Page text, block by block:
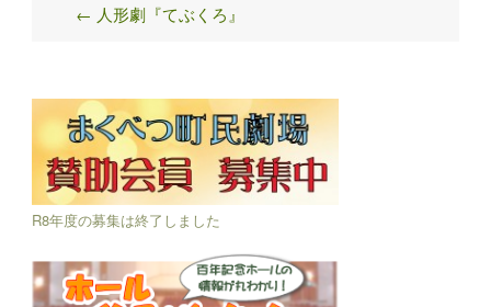
Post
← 人形劇『てぶくろ』
R8年度の募集は終了しました